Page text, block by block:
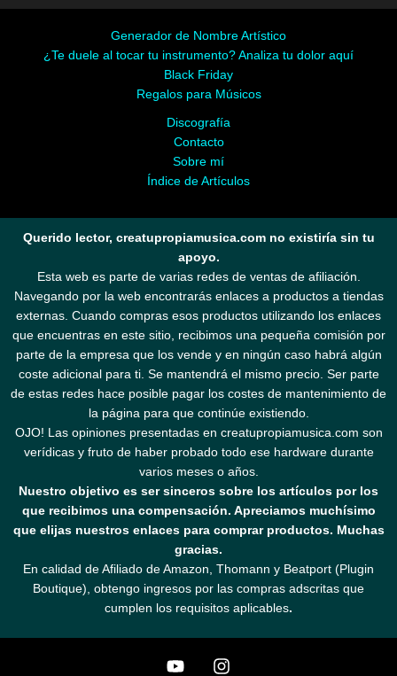
Generador de Nombre Artístico
¿Te duele al tocar tu instrumento? Analiza tu dolor aquí
Black Friday
Regalos para Músicos
Discografía
Contacto
Sobre mí
Índice de Artículos
Querido lector, creatupropiamusica.com no existiría sin tu
apoyo.
Esta web es parte de varias redes de ventas de afiliación.
Navegando por la web encontrarás enlaces a productos a tiendas
externas. Cuando compras esos productos utilizando los enlaces
que encuentras en este sitio, recibimos una pequeña comisión por
parte de la empresa que los vende y en ningún caso habrá algún
coste adicional para ti. Se mantendrá el mismo precio. Ser parte
de estas redes hace posible pagar los costes de mantenimiento de
la página para que continúe existiendo.
OJO! Las opiniones presentadas en creatupropiamusica.com son
verídicas y fruto de haber probado todo ese hardware durante
varios meses o años.
Nuestro objetivo es ser sinceros sobre los artículos por los
que recibimos una compensación. Apreciamos muchísimo
que elijas nuestros enlaces para comprar productos. Muchas
gracias.
En calidad de Afiliado de Amazon, Thomann y Beatport (Plugin
Boutique), obtengo ingresos por las compras adscritas que
cumplen los requisitos aplicables.